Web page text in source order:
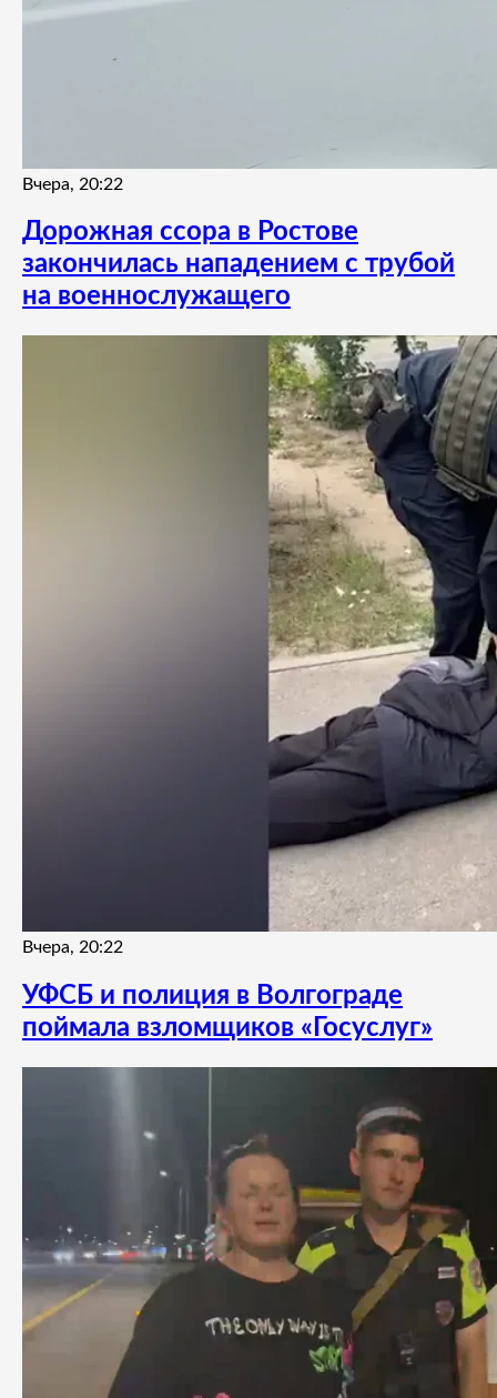
Вчера, 20:22
Дорожная ссора в Ростове
закончилась нападением с трубой
на военнослужащего
Вчера, 20:22
УФСБ и полиция в Волгограде
поймала взломщиков «Госуслуг»